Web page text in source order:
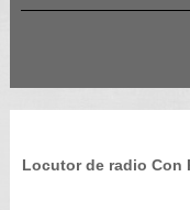
Locutor de radio Con